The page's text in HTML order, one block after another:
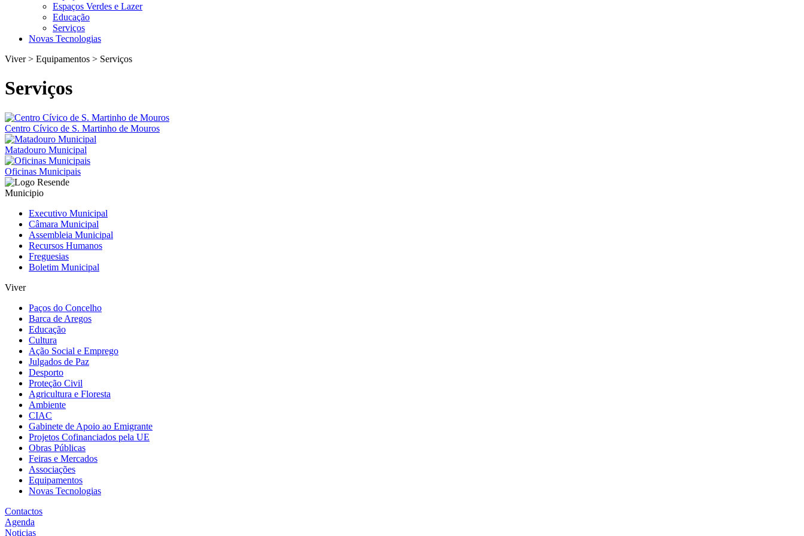
Espaços Verdes e Lazer
Educação
Serviços
Novas Tecnologias
Viver > Equipamentos > Serviços
Serviços
Centro Cívico de S. Martinho de Mouros
Matadouro Municipal
Oficinas Municipais
Municipio
Executivo Municipal
Câmara Municipal
Assembleia Municipal
Recursos Humanos
Freguesias
Boletim Municipal
Viver
Paços do Concelho
Barca de Aregos
Educação
Cultura
Ação Social e Emprego
Julgados de Paz
Desporto
Proteção Civil
Agricultura e Floresta
Ambiente
CIAC
Gabinete de Apoio ao Emigrante
Projetos Cofinanciados pela UE
Obras Públicas
Feiras e Mercados
Associações
Equipamentos
Novas Tecnologias
Contactos
Agenda
Noticias